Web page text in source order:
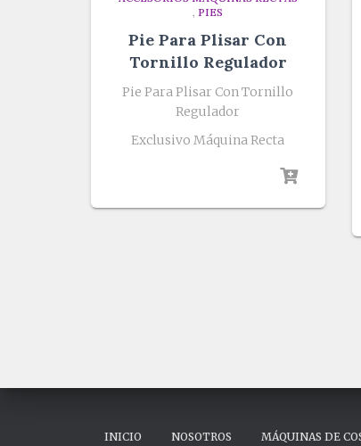
PIES
Pie Para Plisar Con
Tornillo Regulador
Pie Para Plisar Con Tornillo
Regulador
Exclusivo Máquina Recta
INICIO NOSOTROS MÁQUINAS DE